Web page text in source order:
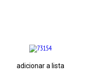
adicionar a lista